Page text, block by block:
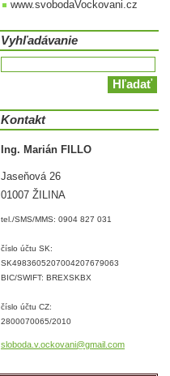
www.svobodaVockovani.cz
Vyhľadávanie
Kontakt
Ing. Marián FILLO
Jaseňová 26
01007 ŽILINA
tel./SMS/MMS: 0904 827 031
číslo účtu SK:
SK4983605207004207679063
BIC/SWIFT: BREXSKBX
číslo účtu CZ:
2800070065/2010
sloboda. v.ockovani@gmail .com